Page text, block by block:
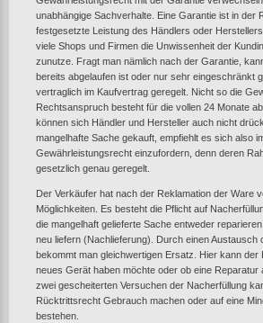
unabhängige Sachverhalte. Eine Garantie ist in der
festgesetzte Leistung des Händlers oder
viele Shops und Firmen die Unwissenheit der
zunutze. Fragt man nämlich nach der Garantie,
bereits abgelaufen ist oder nur sehr eingeschränkt
vertraglich im Kaufvertrag geregelt. Nicht so die
Rechtsanspruch besteht für die vollen 24 Monate
können sich Händler und Hersteller auch nicht
mangelhafte Sache gekauft, empfiehlt es sich also
Gewährleistungsrecht einzufordern, denn deren
gesetzlich genau geregelt.
Der Verkäufer hat nach der Reklamation der Ware
Möglichkeiten. Es besteht die Pflicht auf
die mangelhaft gelieferte Sache entweder
neu liefern (Nachlieferung). Durch einen Austausch
bekommt man gleichwertigen Ersatz. Hier kann der
neues Gerät haben möchte oder ob eine Reparatur
zwei gescheiterten Versuchen der Nacherfüllung
Rücktrittsrecht Gebrauch machen oder auf eine
bestehen.